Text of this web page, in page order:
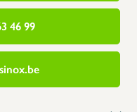
46 99